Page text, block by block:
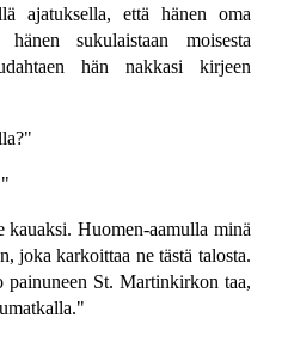
ajatuksella, että hänen oma
hänen sukulaistaan moisesta
hän nakkasi kirjeen
kauaksi. Huomen-aamulla minä
joka karkoittaa ne tästä talosta.
St. Martinkirkon taa,